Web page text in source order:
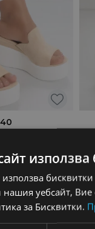
40
органична
33,79€
66,09лв.
използва
използва
уебсайт, Вие
за Бисквитки.